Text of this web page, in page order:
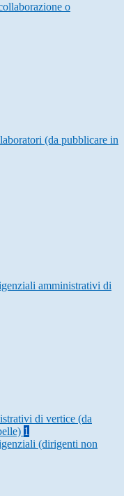
o
(da pubblicare in
amministrativi di
di vertice (da
1
(dirigenti non